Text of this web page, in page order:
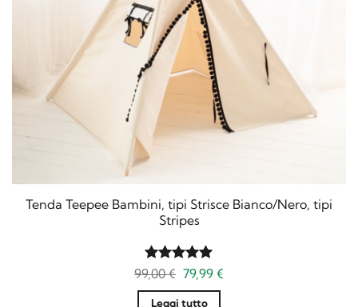
Tenda Teepee Bambini, tipi Strisce Bianco/Nero, tipi
Stripes
Valutato5
99,00€ Il
prezzo
originale
79,99 €Il
Leggi tutto